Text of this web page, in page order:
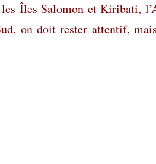
Îles Salomon et Kiribati,
on doit rester attentif,